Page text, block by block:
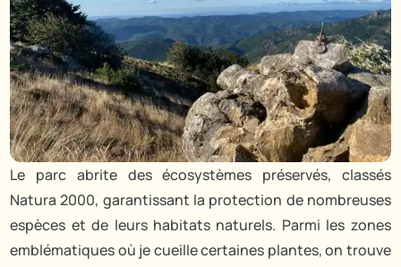
Le parc abrite des écosystèmes préservés, classés
Natura 2000, garantissant la protection de nombreuses
espèces et de leurs habitats naturels. Parmi les zones
emblématiques où je cueille certaines plantes, on trouve